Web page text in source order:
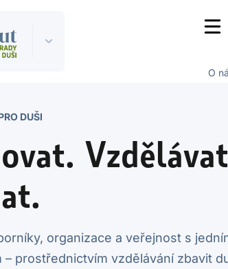
O
DUŠI
organizace a veřejnost s
– prostřednictvím vzdělávání zbavit